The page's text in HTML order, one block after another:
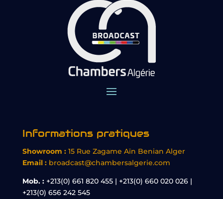
Informations pratiques
Showroom : 15 Rue Zagame Aïn Benian Alger
Email : broadcast@chambersalgerie.com
Mob. :+213(0) 661 820 455 | +213(0) 660 020 026 |
+213(0) 656 242 545